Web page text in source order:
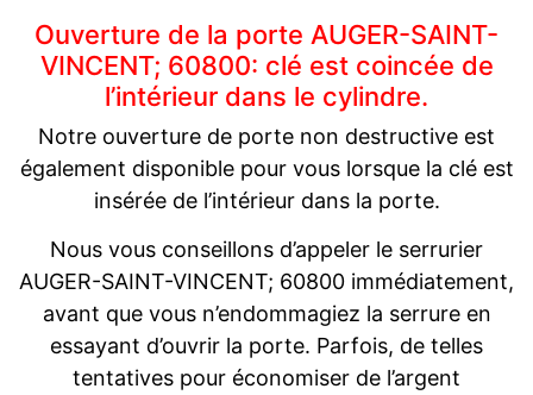
Ouverture de la porte AUGER-SAINT-
VINCENT; 60800: clé est coincée de
l’intérieur dans le cylindre.
Notre ouverture de porte non destructive est
également disponible pour vous lorsque la clé est
insérée de l’intérieur dans la porte.
Nous vous conseillons d’appeler le serrurier
AUGER-SAINT-VINCENT; 60800 immédiatement,
avant que vous n’endommagiez la serrure en
essayant d’ouvrir la porte. Parfois, de telles
tentatives pour économiser de l’argent